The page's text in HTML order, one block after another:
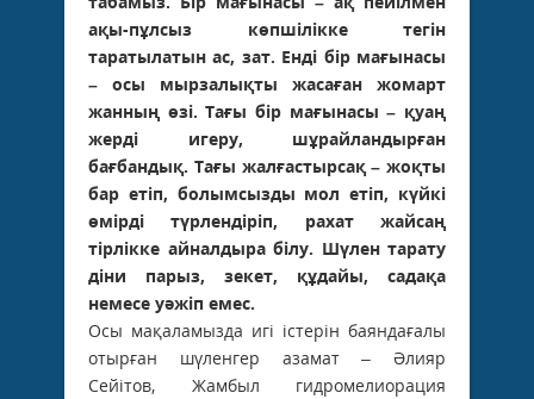
ақы-пұлсыз көпшілікке тегін
таратылатын ас, зат. Енді бір мағынасы
– осы мырзалықты жасаған жомарт
жанның өзі. Тағы бір мағынасы – қуаң
жерді игеру, шұрайландырған
бағбандық. Тағы жалғастырсақ – жоқты
бар етіп, болымсызды мол етіп, күйкі
өмірді түрлендіріп, рахат жайсаң
тірлікке айналдыра білу. Шүлен тарату
діни парыз, зекет, құдайы, садақа
немесе уәжіп емес.
Осы мақаламызда игі істерін баяндағалы
отырған шүленгер азамат – Әлияр
Сейітов, Жамбыл гидромелиорация